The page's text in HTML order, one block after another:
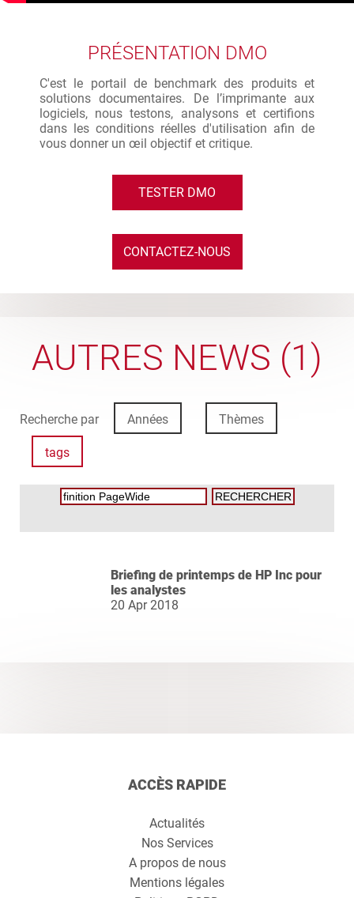
PRÉSENTATION DMO
C'est le portail de benchmark des produits et
solutions documentaires. De l’imprimante aux
logiciels, nous testons, analysons et certifions
dans les conditions réelles d'utilisation afin de
vous donner un œil objectif et critique.
TESTER DMO
CONTACTEZ-NOUS
AUTRES NEWS (1)
Recherche par Années Thèmes
tags
Briefing de printemps de HP Inc pour
les analystes
20 Apr 2018
ACCÈS RAPIDE
Actualités
Nos Services
A propos de nous
Mentions légales